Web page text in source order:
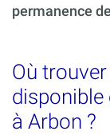
permanence
Où
disponible
à Arbon ?